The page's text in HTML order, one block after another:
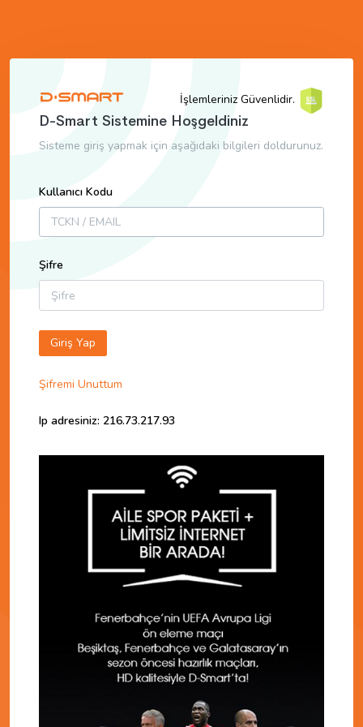
İşlemleriniz Güvenlidir.
D-Smart Sistemine Hoşgeldiniz
Sisteme giriş yapmak için aşağıdaki bilgileri doldurunuz.
Kullanıcı Kodu
Şifre
Giriş Yap
Şifremi Unuttum
Ip adresiniz: 216.73.217.93